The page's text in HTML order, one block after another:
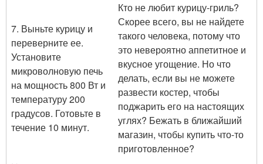
7. Выньте курицу и
переверните ее.
Установите
микроволновую печь
на мощность 800 Вт и
температуру 200
градусов. Готовьте в
течение 10 минут.
Кто не любит курицу-гриль?
Скорее всего, вы не найдете
такого человека, потому что
это невероятно аппетитное и
вкусное угощение. Но что
делать, если вы не можете
развести костер, чтобы
поджарить его на настоящих
углях? Бежать в ближайший
магазин, чтобы купить что-то
приготовленное?